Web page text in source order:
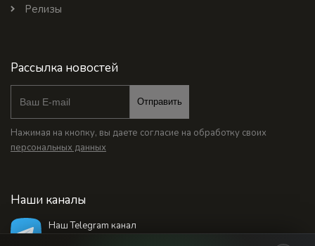
Релизы
Рассылка новостей
Отправить
Нажимая на кнопку, вы даете согласие на обработку своих
персональных данных
Наши каналы
Наш Telegram канал